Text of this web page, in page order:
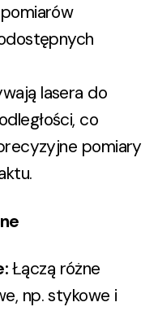
lasera do
co
pomiary
:Łączą różne
np. stykowe i